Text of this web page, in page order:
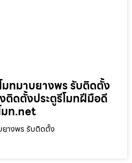
มทมาบยางพร รับติดตั้ง
ติดตั้งประตูรีโมทฝีมือดี
มท.net
ยางพร รับติดตั้ง